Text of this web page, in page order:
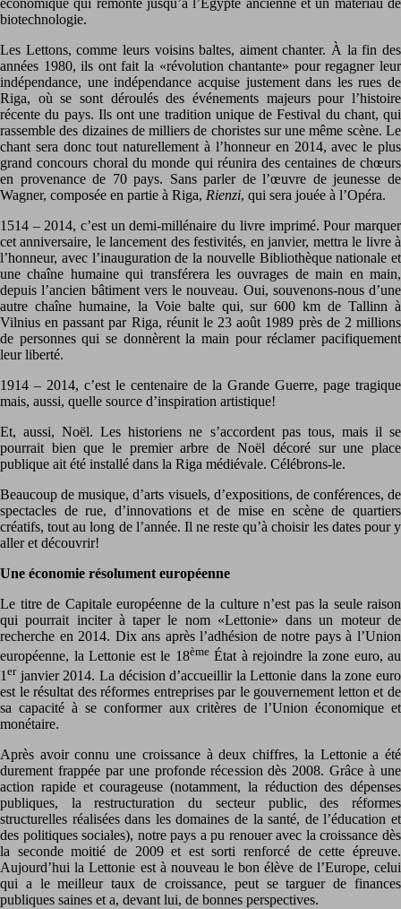
biotechnologie.
Les Lettons, comme leurs voisins baltes, aiment chanter. À la fin des
années 1980, ils ont fait la «révolution chantante» pour regagner leur
indépendance, une indépendance acquise justement dans les rues de
Riga, où se sont déroulés des événements majeurs pour l’histoire
récente du pays. Ils ont une tradition unique de Festival du chant, qui
rassemble des dizaines de milliers de choristes sur une même scène. Le
chant sera donc tout naturellement à l’honneur en 2014, avec le plus
grand concours choral du monde qui réunira des centaines de chœurs
en provenance de 70 pays. Sans parler de l’œuvre de jeunesse de
Wagner, composée en partie à Riga, Rienzi, qui sera jouée à l’Opéra.
1514 – 2014, c’est un demi-millénaire du livre imprimé. Pour marquer
cet anniversaire, le lancement des festivités, en janvier, mettra le livre à
l’honneur, avec l’inauguration de la nouvelle Bibliothèque nationale et
une chaîne humaine qui transférera les ouvrages de main en main,
depuis l’ancien bâtiment vers le nouveau. Oui, souvenons-nous d’une
autre chaîne humaine, la Voie balte qui, sur 600 km de Tallinn à
Vilnius en passant par Riga, réunit le 23 août 1989 près de 2 millions
de personnes qui se donnèrent la main pour réclamer pacifiquement
leur liberté.
1914 – 2014, c’est le centenaire de la Grande Guerre, page tragique
mais, aussi, quelle source d’inspiration artistique!
Et, aussi, Noël. Les historiens ne s’accordent pas tous, mais il se
pourrait bien que le premier arbre de Noël décoré sur une place
publique ait été installé dans la Riga médiévale. Célébrons-le.
Beaucoup de musique, d’arts visuels, d’expositions, de conférences, de
spectacles de rue, d’innovations et de mise en scène de quartiers
créatifs, tout au long de l’année. Il ne reste qu’à choisir les dates pour y
aller et découvrir!
Une économie résolument européenne
Le titre de Capitale européenne de la culture n’est pas la seule raison
qui pourrait inciter à taper le nom «Lettonie» dans un moteur de
recherche en 2014. Dix ans après l’adhésion de notre pays à l’Union
européenne, la Lettonie est le 18èmeÉtat à rejoindre la zone euro, au
1erjanvier 2014. La décision d’accueillir la Lettonie dans la zone euro
est le résultat des réformes entreprises par le gouvernement letton et de
sa capacité à se conformer aux critères de l’Union économique et
monétaire.
Après avoir connu une croissance à deux chiffres, la Lettonie a été
durement frappée par une profonde récession dès 2008. Grâce à une
action rapide et courageuse (notamment, la réduction des dépenses
publiques, la restructuration du secteur public, des réformes
structurelles réalisées dans les domaines de la santé, de l’éducation et
des politiques sociales), notre pays a pu renouer avec la croissance dès
la seconde moitié de 2009 et est sorti renforcé de cette épreuve.
Aujourd’hui la Lettonie est à nouveau le bon élève de l’Europe, celui
qui a le meilleur taux de croissance, peut se targuer de finances
publiques saines et a, devant lui, de bonnes perspectives.